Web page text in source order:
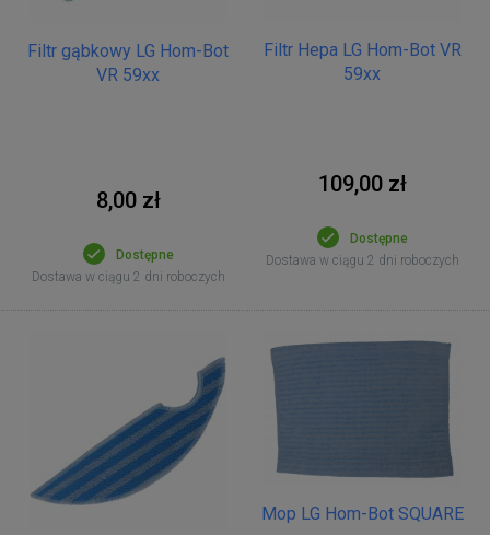
Filtr gąbkowy LG Hom-Bot
VR 59xx
8,00 zł
Dostępne
Dostawa w ciągu 2 dni roboczych
Filtr Hepa LG Hom-Bot VR
59xx
109,00 zł
Dostępne
Dostawa w ciągu 2 dni roboczych
Mop LG Hom-Bot SQUARE